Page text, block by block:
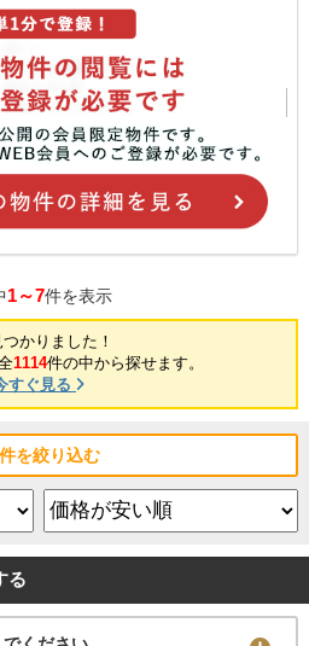
1～7件を表示
つかりました！
1114件の中から探せます。
すぐ見る
を絞り込む
る